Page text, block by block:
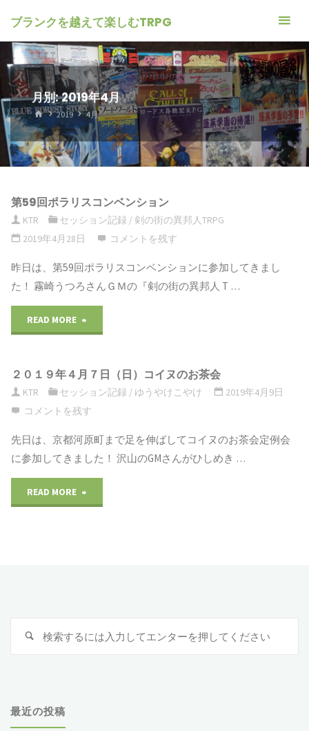
ブランクを越えて楽しむTRPG
月別: 2019年4月
ホ
ム
2019 4月
第59回ポラリスコンベンション
KTR セッション記録 /剣の街の異邦人TRPG
2019年4月28日
コメントを残す
昨日は、第59回ポラリスコンベンションに参加してきまし
た！ 霧崎うつろさんＧＭの『剣の街の異邦人 T …
READ MORE
回
ポ
ラ
リ
シ
２０１９年４月７日（日）コイヌのお茶会
KTR セッション記録 / ゆうやけこやけ
2019年4月9日
コメントを残す
先日は、京都河原町まで足を伸ばしてコイヌのお茶会定例会
に参加してきました！ 沢山のGMさんがひしめき …
READ MORE
４
検
最近の投稿